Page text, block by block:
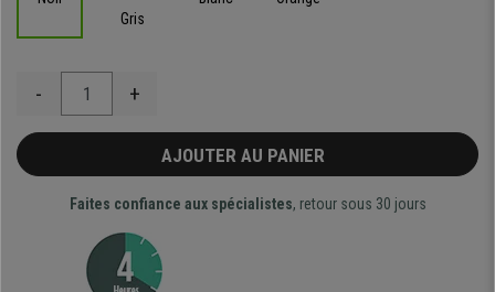
Gris
- +
AJOUTER AU PANIER
Faites confiance aux spécialistes, retour sous 30 jours